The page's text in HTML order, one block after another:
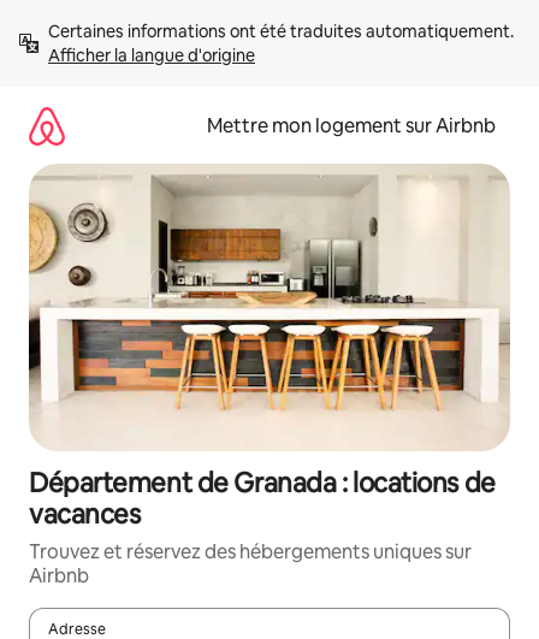
directement
Afficher la langue d'origine
Mettre mon logement sur Airbnb
Département de Granada : locations de
vacances
Trouvez et réservez des hébergements uniques sur
Airbnb
Adresse